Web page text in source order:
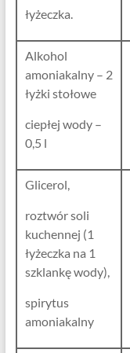
łyżeczka.
Alkohol
amoniakalny – 2
łyżki stołowe
ciepłej wody –
0,5 l
Glicerol,
roztwór soli
kuchennej (1
łyżeczka na 1
szklankę wody),
spirytus
amoniakalny